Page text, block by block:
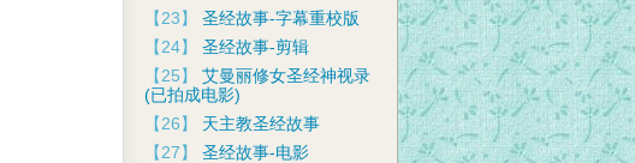
【23】 圣经故事-字幕重校版
【24】 圣经故事-剪辑
【25】 艾曼丽修女圣经神视录
(已拍成电影)
【26】 天主教圣经故事
【27】 圣经故事-电影